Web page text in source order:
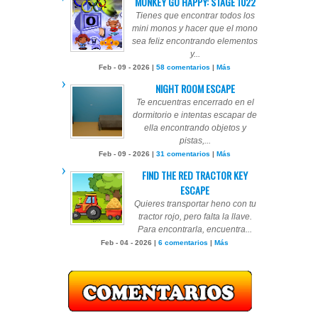
Tienes que encontrar todos los
mini monos y hacer que el mono
sea feliz encontrando elementos
y...
Feb - 09 - 2026 | 58 comentarios | Más
NIGHT ROOM ESCAPE
Te encuentras encerrado en el
dormitorio e intentas escapar de
ella encontrando objetos y
pistas,...
Feb - 09 - 2026 | 31 comentarios | Más
FIND THE RED TRACTOR KEY
ESCAPE
Quieres transportar heno con tu
tractor rojo, pero falta la llave.
Para encontrarla, encuentra...
Feb - 04 - 2026 | 6 comentarios | Más